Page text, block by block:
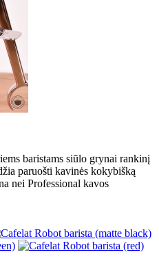
baristams siūlo grynai rankinį
paruošti kavinės kokybišką
nei Professional kavos